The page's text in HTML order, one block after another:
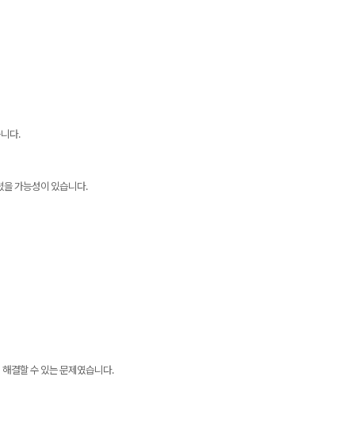
다.
가능성이 있습니다.
결할 수 있는 문제였습니다.